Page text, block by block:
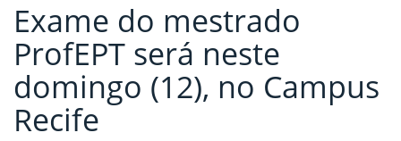
Exame do mestrado
ProfEPT será neste
domingo (12), no Campus
Recife